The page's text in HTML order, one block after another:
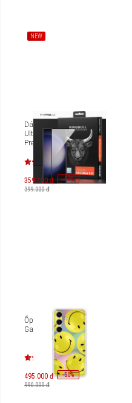
NEW
Dán cường lực Galaxy S24
Ultra Mipow Kingbull HD
Premium Silk BJS24U-CR
359.100 đ -10%
399.000 đ
Ốp lưng thông minh cho
Galaxy S24+ EF-MS926
495.000 đ -50%
990.000 đ